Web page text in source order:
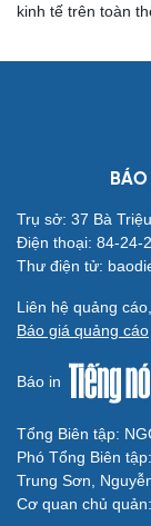
kinh tế trên toàn
Trụ sở: 37 Bà
Điện thoại: 84-24-
Thư điện tử:
Liên hệ quảng
Báo giá quảng cáo
Báo in
Tổng Biên tập:
Phó Tổng Biên
Trung Sơn,
Cơ quan chủ